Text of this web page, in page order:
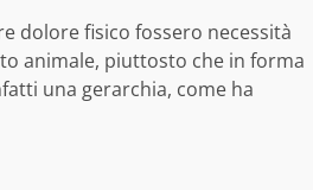
dolore fisico fossero necessità
animale, piuttosto che in forma
una gerarchia, come ha